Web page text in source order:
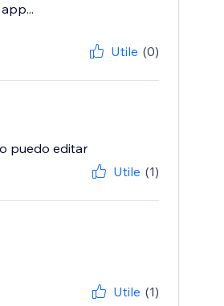
Utile (0)
puedo editar
Utile (1)
Utile (1)